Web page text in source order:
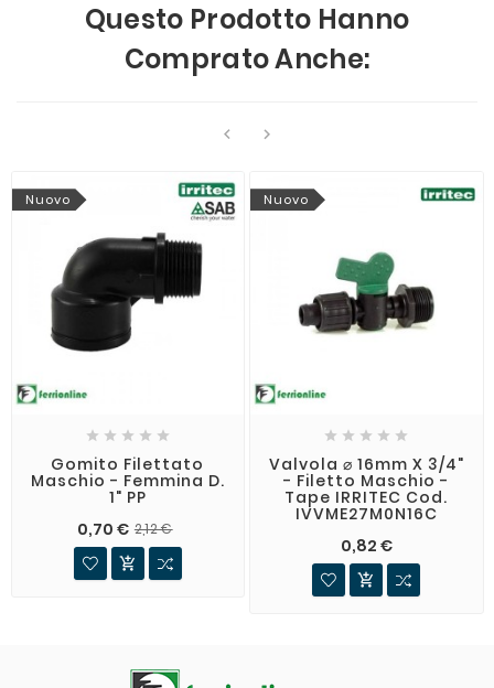
Questo Prodotto Hanno
Comprato Anche:
 
Nuovo
    
Gomito Filettato
Maschio - Femmina D.
1" PP
0,70 € 2,12 €

Nuovo
    
Valvola ⌀ 16mm X 3/4"
- Filetto Maschio -
Tape IRRITEC Cod.
IVVME27M0N16C
0,82 €
